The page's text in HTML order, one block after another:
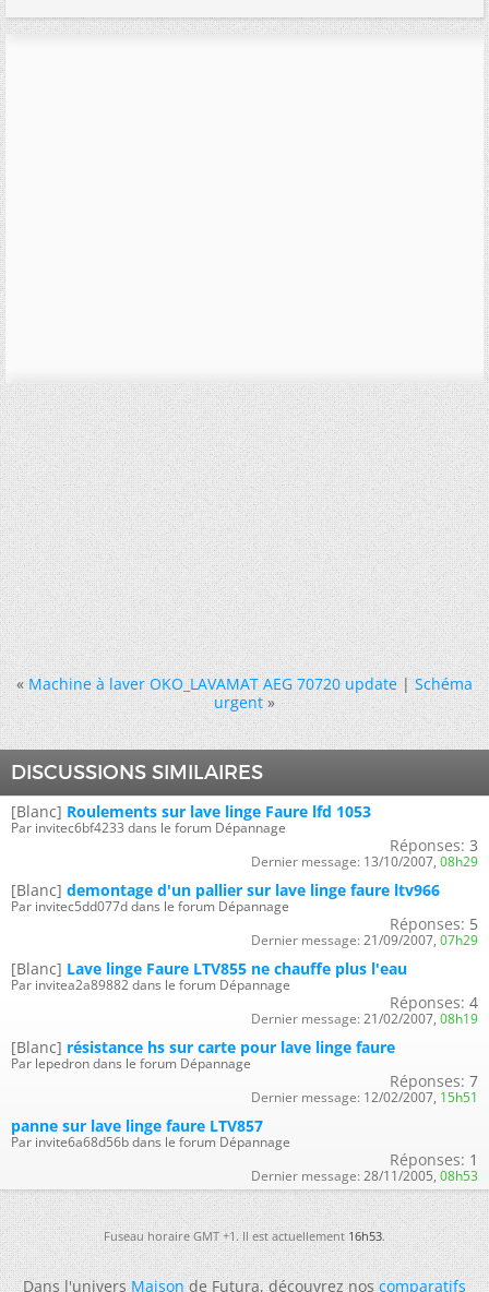
« Machine à laver OKO_LAVAMAT AEG 70720 update|Schéma
urgent »
DISCUSSIONS SIMILAIRES
[Blanc] Roulements sur lave linge Faure lfd 1053
Par invitec6bf4233 dans le forum Dépannage
Réponses: 3
Dernier message: 13/10/2007, 08h29
[Blanc] demontage d'un pallier sur lave linge faure ltv966
Par invitec5dd077d dans le forum Dépannage
Réponses: 5
Dernier message: 21/09/2007, 07h29
[Blanc] Lave linge Faure LTV855 ne chauffe plus l'eau
Par invitea2a89882 dans le forum Dépannage
Réponses: 4
Dernier message: 21/02/2007, 08h19
[Blanc] résistance hs sur carte pour lave linge faure
Par lepedron dans le forum Dépannage
Réponses: 7
Dernier message: 12/02/2007, 15h51
panne sur lave linge faure LTV857
Par invite6a68d56b dans le forum Dépannage
Réponses: 1
Dernier message: 28/11/2005, 08h53
Fuseau horaire GMT +1. Il est actuellement16h53.
Dans l'universMaisonde Futura, découvrez noscomparatifs